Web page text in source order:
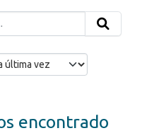
encontrado